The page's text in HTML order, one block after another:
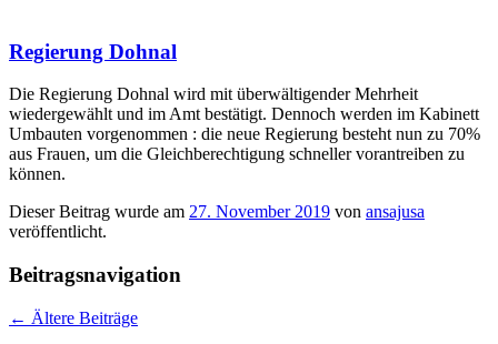
Regierung Dohnal
Die Regierung Dohnal wird mit überwältigender Mehrheit
wiedergewählt und im Amt bestätigt. Dennoch werden im Kabinett
Umbauten vorgenommen : die neue Regierung besteht nun zu 70%
aus Frauen, um die Gleichberechtigung schneller vorantreiben zu
können.
Dieser Beitrag wurde am 27. November 2019 von ansajusa
veröffentlicht.
Beitragsnavigation
← Ältere Beiträge